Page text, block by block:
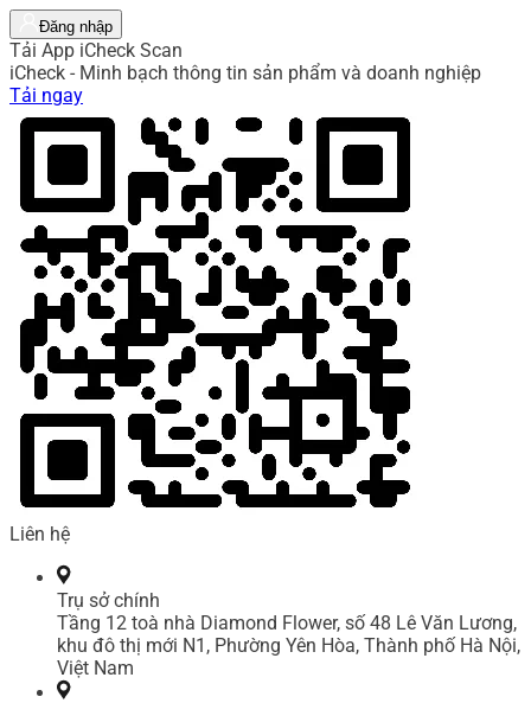
Đăng nhập
Tải App iCheck Scan
iCheck - Minh bạch thông tin sản phẩm và doanh nghiệp
Tải ngay
Liên hệ
Trụ sở chính
Tầng 12 toà nhà Diamond Flower, số 48 Lê Văn Lương,
khu đô thị mới N1, Phường Yên Hòa, Thành phố Hà Nội,
Việt Nam